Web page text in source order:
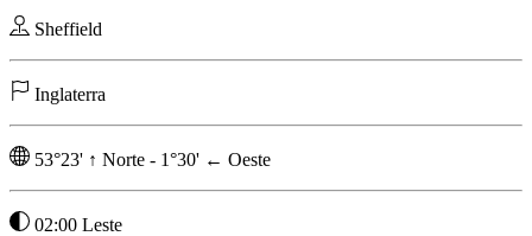
Sheffield
Inglaterra
53°23' ↑ Norte - 1°30' ← Oeste
02:00 Leste